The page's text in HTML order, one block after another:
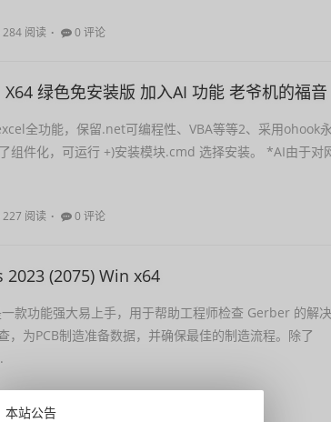
284 阅读 0 评论
绿色免安装版 加入AI 功能 老爷机的福音
全功能，保留.net可编程性、VBA等等2、采用ohook永
组件化，可运行 +)安装模块.cmd 选择安装。 *AI由于对
227 阅读 0 评论
(2075) Win x64
款功能强大易上手，用于帮助工程师检查 Gerber 的解决
，为PCB制造准备数据，并确保最佳的制造流程。除了
本站公告